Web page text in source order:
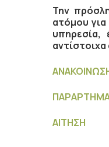
Την
ατόμου
υπηρεσία,
ΑΙΤΗΣΗ